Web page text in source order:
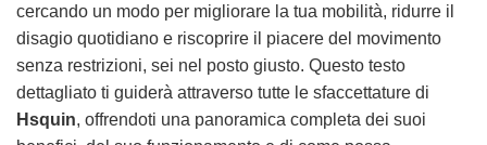
cercando un modo per migliorare la tua mobilità, ridurre il
disagio quotidiano e riscoprire il piacere del movimento
senza restrizioni, sei nel posto giusto. Questo testo
dettagliato ti guiderà attraverso tutte le sfaccettature di
Hsquin, offrendoti una panoramica completa dei suoi